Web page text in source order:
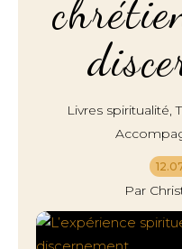
Livres spiritualité,
Par